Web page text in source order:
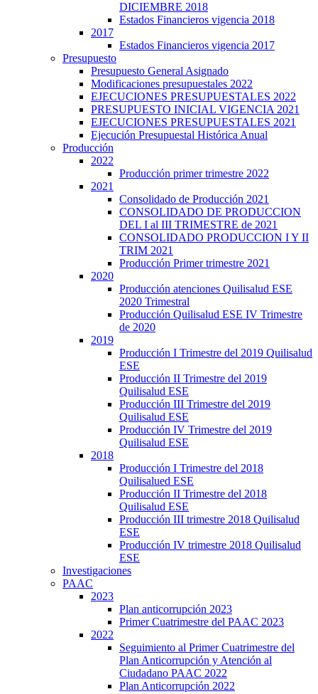
DICIEMBRE 2018
Estados Financieros vigencia 2018
2017
Estados Financieros vigencia 2017
Presupuesto
Presupuesto General Asignado
Modificaciones presupuestales 2022
EJECUCIONES PRESUPUESTALES 2022
PRESUPUESTO INICIAL VIGENCIA 2021
EJECUCIONES PRESUPUESTALES 2021
Ejecución Presupuestal Histórica Anual
Producción
2022
Producción primer trimestre 2022
2021
Consolidado de Producción 2021
CONSOLIDADO DE PRODUCCION
DEL I al III TRIMESTRE de 2021
CONSOLIDADO PRODUCCION I Y II
TRIM 2021
Producción Primer trimestre 2021
2020
Producción atenciones Quilisalud ESE
2020 Trimestral
Producción Quilisalud ESE IV Trimestre
de 2020
2019
Producción I Trimestre del 2019 Quilisalud
ESE
Producción II Trimestre del 2019
Quilisalud ESE
Producción III Trimestre del 2019
Quilisalud ESE
Producción IV Trimestre del 2019
Quilisalud ESE
2018
Producción I Trimestre del 2018
Quilisalued ESE
Producción II Trimestre del 2018
Quilisalud ESE
Producción III trimestre 2018 Quilisalud
ESE
Producción IV trimestre 2018 Quilisalud
ESE
Investigaciones
PAAC
2023
Plan anticorrupción 2023
Primer Cuatrimestre del PAAC 2023
2022
Seguimiento al Primer Cuatrimestre del
Plan Anticorrupción y Atención al
Ciudadano PAAC 2022
Plan Anticorrupción 2022